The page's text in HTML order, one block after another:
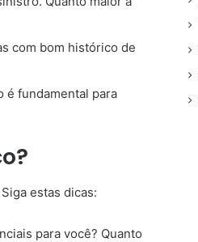
com bom histórico de
é fundamental para
estas dicas:
para você? Quanto